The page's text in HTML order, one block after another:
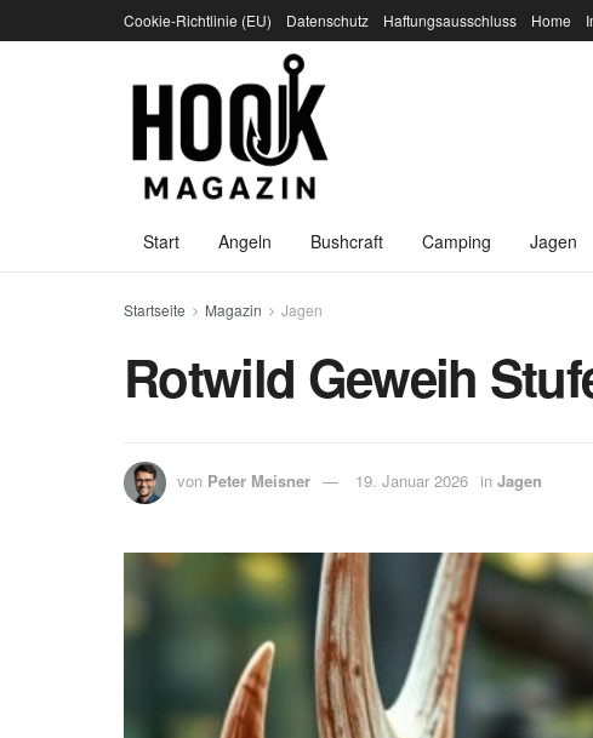
Cookie-Richtlinie (EU) Datenschutz Haftungsausschluss Home
Start Angeln Bushcraft Camping Jagen
Startseite Magazin Jagen
Rotwild Geweih
von Peter Meisner 19. Januar 2026 in Jagen